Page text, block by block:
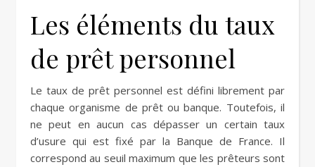
Les éléments du taux
de prêt personnel
Le taux de prêt personnel est défini librement par
chaque organisme de prêt ou banque. Toutefois, il
ne peut en aucun cas dépasser un certain taux
d’usure qui est fixé par la Banque de France. Il
correspond au seuil maximum que les prêteurs sont